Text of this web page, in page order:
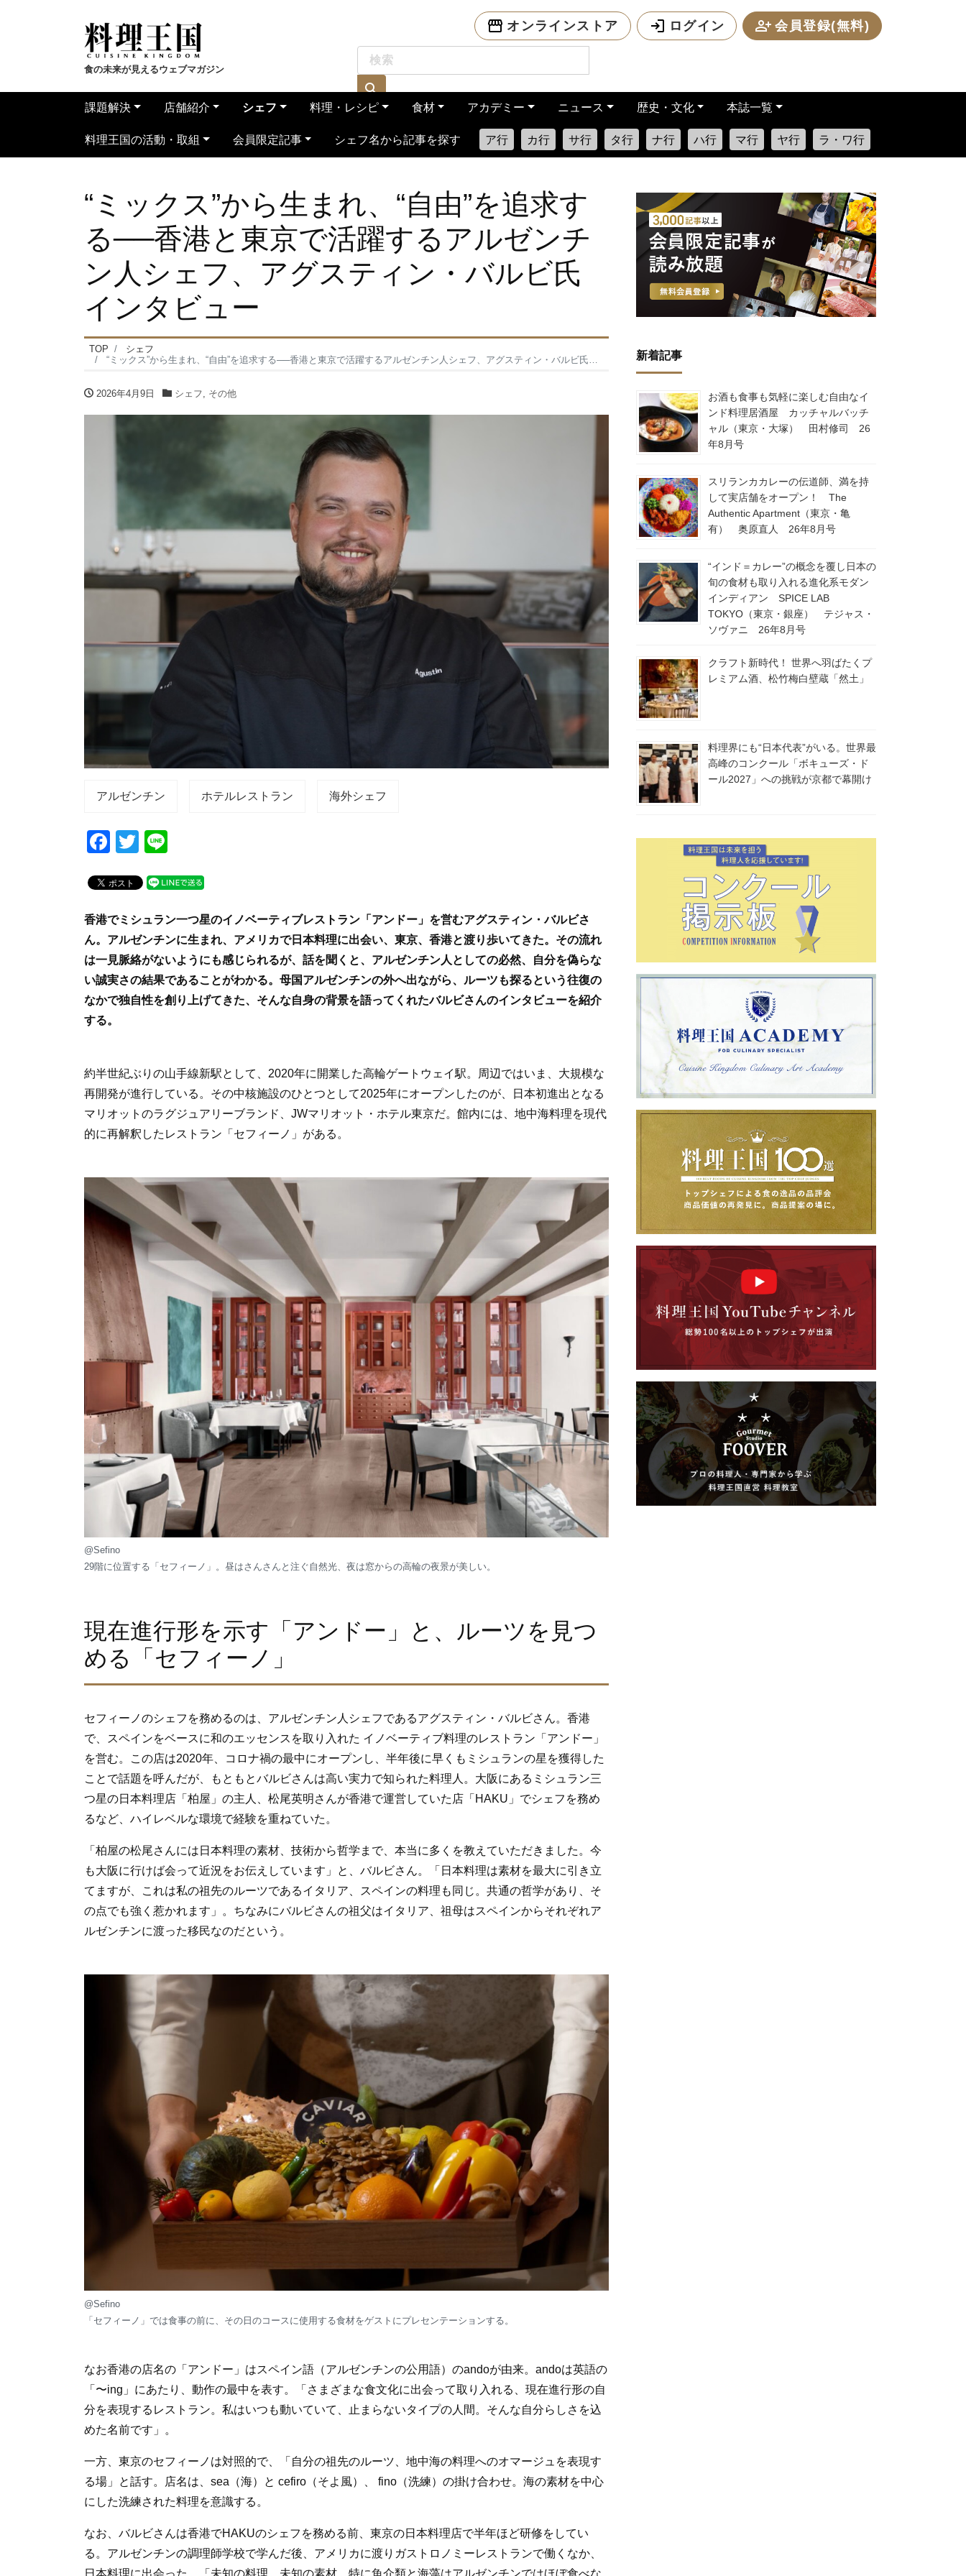
食の未来が見えるウェブマガジン
オンラインストア ログイン 会員登録(無料)
課題解決 店舗紹介 シェフ 料理・レシピ 食材 アカデミー ニュース 歴史・文化 本誌一覧
料理王国の活動・取組 会員限定記事 シェフ名から記事を探す ア行 カ行 サ行 タ行 ナ行 ハ行 マ行 ヤ行 ラ・ワ行
“ミックス”から生まれ、“自由”を追求す
る──香港と東京で活躍するアルゼンチ
ン人シェフ、アグスティン・バルビ氏
インタビュー
TOP
シェフ
“ミックス”から生まれ、“自由”を追求する──香港と東京で活躍するアルゼンチン人シェフ、アグスティン・バルビ氏インタビュー
2026年4月9日 シェフ, その他
アルゼンチン ホテルレストラン 海外シェフ
F
c
e
b
o
o
k
T
tt
er
e
香港でミシュラン一つ星のイノベーティブレストラン「アンドー」を営むアグスティン・バルビさ
ん。アルゼンチンに生まれ、アメリカで日本料理に出会い、東京、香港と渡り歩いてきた。その流れ
は一見脈絡がないようにも感じられるが、話を聞くと、アルゼンチン人としての必然、自分を偽らな
い誠実さの結果であることがわかる。母国アルゼンチンの外へ出ながら、ルーツも探るという往復の
なかで独自性を創り上げてきた、そんな自身の背景を語ってくれたバルビさんのインタビューを紹介
する。
約半世紀ぶりの山手線新駅として、2020年に開業した高輪ゲートウェイ駅。周辺ではいま、大規模な
再開発が進行している。その中核施設のひとつとして2025年にオープンしたのが、日本初進出となる
マリオットのラグジュアリーブランド、JWマリオット・ホテル東京だ。館内には、地中海料理を現代
的に再解釈したレストラン「セフィーノ」がある。
@Sefino
29階に位置する「セフィーノ」。昼はさんさんと注ぐ自然光、夜は窓からの高輪の夜景が美しい。
現在進行形を示す「アンドー」と、ルーツを見つ
める「セフィーノ」
セフィーノのシェフを務めるのは、アルゼンチン人シェフであるアグスティン・バルビさん。香港
で、スペインをベースに和のエッセンスを取り入れた イノベーティブ料理のレストラン「アンドー」
を営む。この店は2020年、コロナ禍の最中にオープンし、半年後に早くもミシュランの星を獲得した
ことで話題を呼んだが、もともとバルビさんは高い実力で知られた料理人。大阪にあるミシュラン三
つ星の日本料理店「柏屋」の主人、松尾英明さんが香港で運営していた店「HAKU」でシェフを務め
るなど、ハイレベルな環境で経験を重ねていた。
「柏屋の松尾さんには日本料理の素材、技術から哲学まで、本当に多くを教えていただきました。今
も大阪に行けば会って近況をお伝えしています」と、バルビさん。「日本料理は素材を最大に引き立
てますが、これは私の祖先のルーツであるイタリア、スペインの料理も同じ。共通の哲学があり、そ
の点でも強く惹かれます」。ちなみにバルビさんの祖父はイタリア、祖母はスペインからそれぞれア
ルゼンチンに渡った移民なのだという。
@Sefino
「セフィーノ」では食事の前に、その日のコースに使用する食材をゲストにプレセンテーションする。
なお香港の店名の「アンドー」はスペイン語（アルゼンチンの公用語）のandoが由来。andoは英語の
「〜ing」にあたり、動作の最中を表す。「さまざまな食文化に出会って取り入れる、現在進行形の自
分を表現するレストラン。私はいつも動いていて、止まらないタイプの人間。そんな自分らしさを込
めた名前です」。
一方、東京のセフィーノは対照的で、「自分の祖先のルーツ、地中海の料理へのオマージュを表現す
る場」と話す。店名は、sea（海）と cefiro（そよ風）、 fino（洗練）の掛け合わせ。海の素材を中心
にした洗練された料理を意識する。
なお、バルビさんは香港でHAKUのシェフを務める前、東京の日本料理店で半年ほど研修をしてい
る。アルゼンチンの調理師学校で学んだ後、アメリカに渡りガストロノミーレストランで働くなか、
日本料理に出会った。「未知の料理、未知の素材。特に魚介類と海藻はアルゼンチンではほぼ食べな
新着記事
お酒も食事も気軽に楽しむ自由なイ
ンド料理居酒屋 カッチャルバッチ
ャル（東京・大塚） 田村修司 26
年8月号
スリランカカレーの伝道師、満を持
して実店舗をオープン！ The
Authentic Apartment（東京・亀
有） 奥原直人 26年8月号
“インド＝カレー”の概念を覆し日本の
旬の食材も取り入れる進化系モダン
インディアン SPICE LAB
TOKYO（東京・銀座） テジャス・
ソヴァニ 26年8月号
クラフト新時代！ 世界へ羽ばたくプ
レミアム酒、松竹梅白壁蔵「然土」
料理界にも“日本代表”がいる。世界最
高峰のコンクール「ボキューズ・ド
ール2027」への挑戦が京都で幕開け